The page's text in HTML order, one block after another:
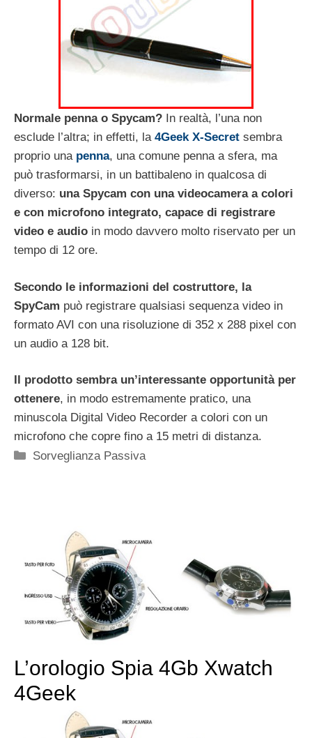
Normale penna o Spycam? In realtà, l’una non
esclude l’altra; in effetti, la 4Geek X-Secret sembra
proprio una penna, una comune penna a sfera, ma
può trasformarsi, in un battibaleno in qualcosa di
diverso: una Spycam con una videocamera a colori
e con microfono integrato, capace di registrare
video e audio in modo davvero molto riservato per un
tempo di 12 ore.
Secondo le informazioni del costruttore, la
SpyCam può registrare qualsiasi sequenza video in
formato AVI con una risoluzione di 352 x 288 pixel con
un audio a 128 bit.
Il prodotto sembra un’interessante opportunità per
ottenere, in modo estremamente pratico, una
minuscola Digital Video Recorder a colori con un
microfono che copre fino a 15 metri di distanza.
Categorie
Sorveglianza Passiva
L’orologio Spia 4Gb Xwatch
4Geek